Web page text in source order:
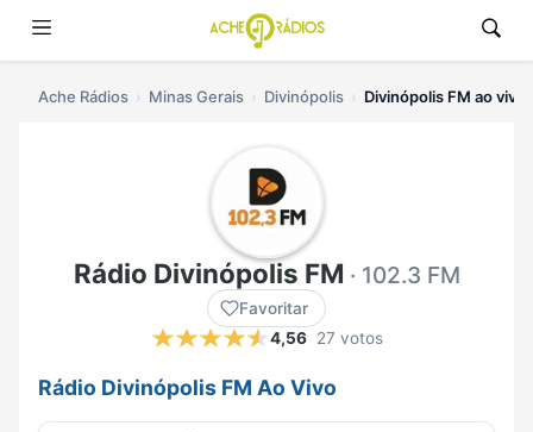
Ache Rádios Minas Gerais Divinópolis Divinópolis FM ao vivo
Rádio Divinópolis FM · 102.3 FM
Favoritar
4,56 27 votos
Rádio Divinópolis FM Ao Vivo